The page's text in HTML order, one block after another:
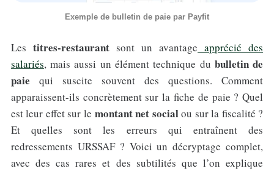
Exemple de bulletin de paie par Payfit
Les titres-restaurantsont un avantage apprécié des
salariés, mais aussi un élément technique du bulletin de
paie qui suscite souvent des questions. Comment
apparaissent-ils concrètement sur la fiche de paie ? Quel
est leur effet sur le montant net socialou sur la fiscalité ?
Et quelles sont les erreurs qui entraînent des
redressements URSSAF ? Voici un décryptage complet,
avec des cas rares et des subtilités que l’on explique